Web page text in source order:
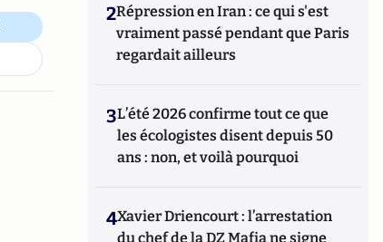
2Répression en Iran : ce qui s'est
vraiment passé pendant que Paris
regardait ailleurs
3L’été 2026 confirme tout ce que
les écologistes disent depuis 50
ans : non, et voilà pourquoi
4Xavier Driencourt : l’arrestation
du chef de la DZ Mafia ne signe